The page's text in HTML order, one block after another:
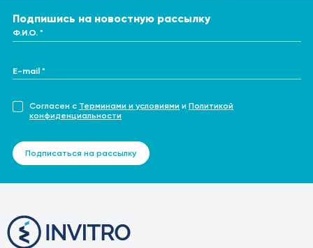
Подпишись на новостную рассылку
Ф.И.О. *
E-mail *
Согласен с Терминами и условиями и Политикой
конфиденциальности
Подписаться на рассылку